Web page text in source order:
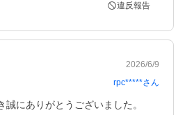
違反報告
2026/6/9
rpc*****さん
にありがとうございました。